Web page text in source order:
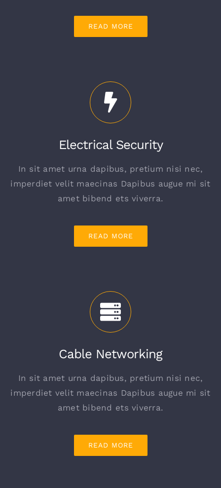
READ MORE
Electrical Security
In sit amet urna dapibus, pretium nisi nec,
imperdiet velit maecinas Dapibus augue mi sit
amet bibend ets viverra.
READ MORE
Cable Networking
In sit amet urna dapibus, pretium nisi nec,
imperdiet velit maecinas Dapibus augue mi sit
amet bibend ets viverra.
READ MORE